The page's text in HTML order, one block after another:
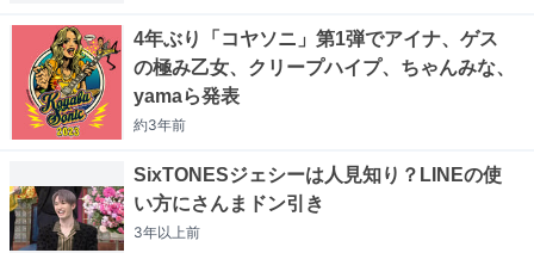
4年ぶり「コヤソニ」第1弾でアイナ、ゲス
の極み乙女、クリープハイプ、ちゃんみな、
yamaら発表
約3年前
SixTONESジェシーは人見知り？LINEの使
い方にさんまドン引き
3年以上前